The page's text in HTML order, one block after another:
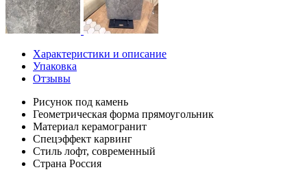
Характеристики и описание
Упаковка
Отзывы
Рисунок под камень
Геометрическая форма прямоугольник
Материал керамогранит
Спецэффект карвинг
Стиль лофт, современный
Страна Россия